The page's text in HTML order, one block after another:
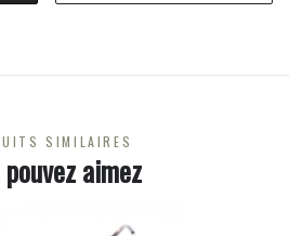
SIMILAIRES
aimez